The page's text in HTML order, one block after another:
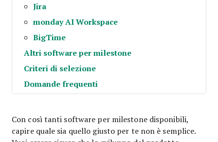
Jira
monday AI Workspace
BigTime
Altri software per milestone
Criteri di selezione
Domande frequenti
Con così tanti software per milestone disponibili,
capire quale sia quello giusto per te non è semplice.